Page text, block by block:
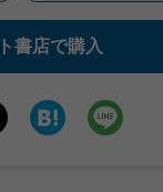
書店で購入